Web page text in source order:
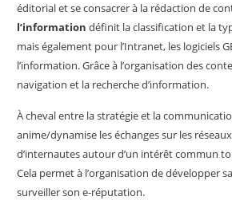
éditorial et se consacrer à la rédaction de
l’information définit la classification et la
mais également pour l’Intranet, les logiciels
l’information. Grâce à l’organisation des
navigation et la recherche d’information.
À cheval entre la stratégie et la
anime/dynamise les échanges sur les
d’internautes autour d’un intérêt commun
Cela permet à l’organisation de développer
surveiller son e-réputation.